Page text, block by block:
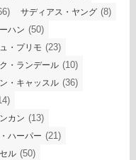
サディアス・ヤング (8)
ハン (50)
・プリモ (23)
・ランデール (10)
・キャッスル (36)
カン (13)
ハーパー (21)
ル (50)